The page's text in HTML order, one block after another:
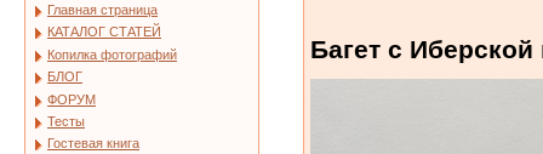
Главная страница
КАТАЛОГ СТАТЕЙ
Копилка фотографий
БЛОГ
ФОРУМ
Тесты
Гостевая книга
Багет с Иберской